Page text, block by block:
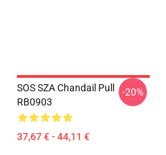
SOS SZA Chandail Pull
RB0903
37,67 € - 44,11 €
-20%